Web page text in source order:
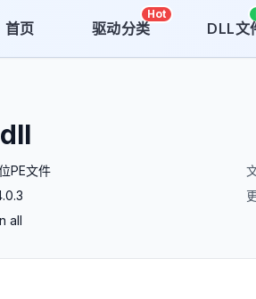
首页 驱动分类
Hot
DLL文
PE文件
all